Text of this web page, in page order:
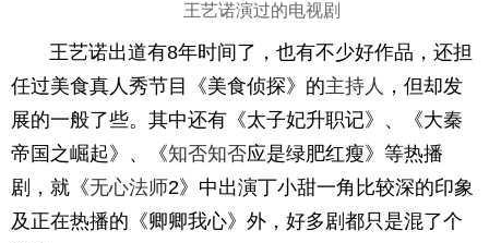
王艺诺演过的电视剧
王艺诺出道有8年时间了，也有不少好作品，还担
任过美食真人秀节目《美食侦探》的主持人 ，但却发
展的一般了些。其中还有《太子妃升职记》、《大秦
帝国之崛起》、《知否知否应是绿肥红瘦》等热播
剧，就《无心法师2》中出演丁小甜一角比较深的印象
及正在热播的《卿卿我心》外，好多剧都只是混了个